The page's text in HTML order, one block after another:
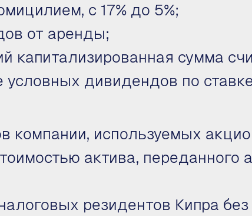
с 17% до 5%;
от аренды;
капитализированная сумма
дивидендов по
компании, используемых
актива, переданного
резидентов Кипра